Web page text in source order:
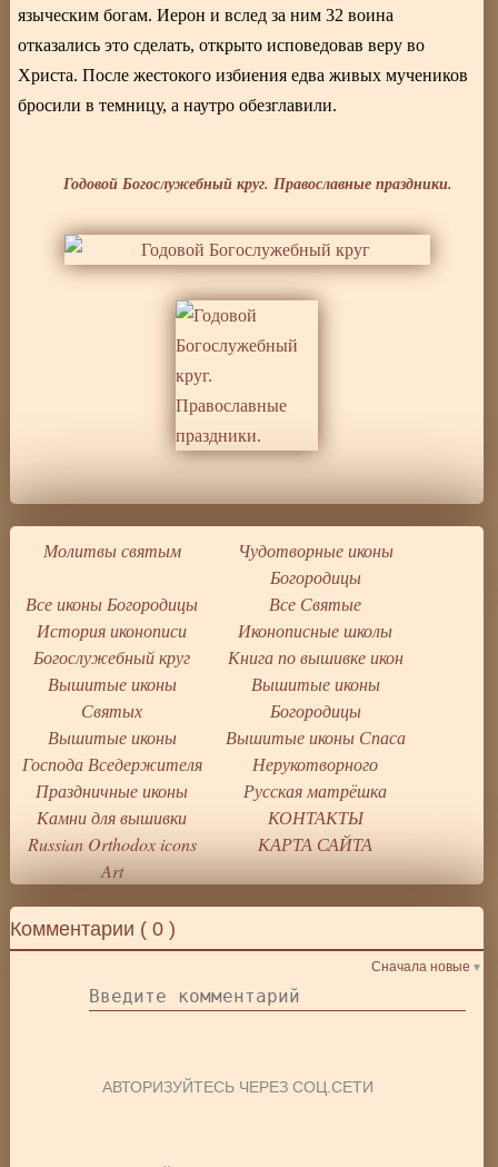
языческим богам. Иерон и вслед за ним 32 воина
отказались это сделать, открыто исповедовав веру во
Христа. После жестокого избиения едва живых мучеников
бросили в темницу, а наутро обезглавили.
Годовой Богослужебный круг. Православные праздники.
Комментарии (0 )
Сначала новые
АВТОРИЗУЙТЕСЬ ЧЕРЕЗ СОЦ.СЕТИ
Молитвы святым
Чудотворные иконы
Богородицы
Все иконы Богородицы
Все Святые
История иконописи
Иконописные школы
Богослужебный круг
Книга по вышивке икон
Вышитые иконы
Святых
Вышитые иконы
Богородицы
Вышитые иконы
Господа Вседержителя
Вышитые иконы Спаса
Нерукотворного
Праздничные иконы
Русская матрёшка
Камни для вышивки
КОНТАКТЫ
Russian Orthodox icons
Art
КАРТА САЙТА